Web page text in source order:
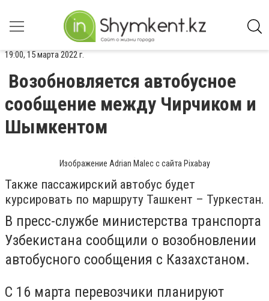
19:00, 15 марта 2022 г.
Возобновляется автобусное
сообщение между Чирчиком и
Шымкентом
Изображение Adrian Malec с сайта Pixabay
Также пассажирский автобус будет
курсировать по маршруту Ташкент – Туркестан.
В пресс-службе министерства транспорта
Узбекистана сообщили о возобновлении
автобусного сообщения с Казахстаном.
С 16 марта перевозчики планируют